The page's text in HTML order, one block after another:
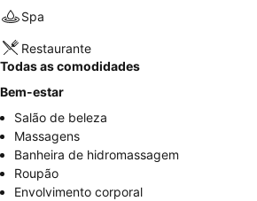
Spa
Restaurante
Todas as comodidades
Bem-estar
Salão de beleza
Massagens
Banheira de hidromassagem
Roupão
Envolvimento corporal